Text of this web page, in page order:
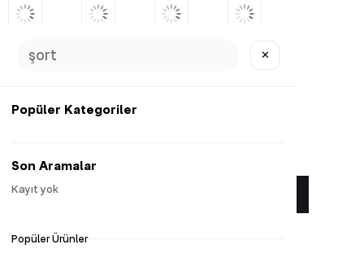
Yorum Yaz
✕
Popüler Kategoriler
Son Aramalar
Kayıt yok
Popüler Ürünler